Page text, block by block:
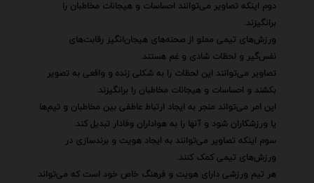
دوم اینکه تصاویر می‌توانند احساسات و هیجانات مخاطبان را
برانگیزند.
ورزش‌های تیمی مملو از صحنه‌های هیجان‌انگیز رقابت‌های
نفس‌گیر و لحظات شادی و غم هستند.
تصاویر می‌توانند این لحظات را به شکلی زنده و واقعی به تصویر
بکشند و احساسات و هیجانات مخاطبان را برانگیزند.
این امر می‌تواند منجر به ایجاد ارتباط عاطفی بین مخاطبان و تیم‌ها
یا ورزشکاران شود و آنها را به هواداران وفادار تبدیل کند.
سوم اینکه تصاویر می‌توانند به ایجاد هویت و برندسازی در
ورزش‌های تیمی کمک کنند.
هر تیم ورزشی دارای هویت و فرهنگ خاص خود است که می‌تواند